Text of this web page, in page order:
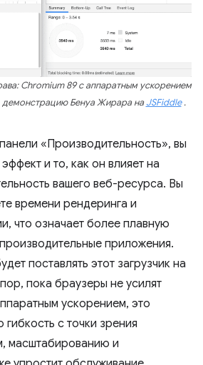
Chromium 89 с аппаратным ускорением
демонстрацию Бенуа Жирара наJSFiddle.
«Производительность», вы
и то, как он влияет на
вашего веб-ресурса. Вы
времени рендеринга и
что означает более плавную
приложения.
поставлять этот загрузчик на
пока браузеры не усилят
ускорением, это
с точки зрения
масштабированию и